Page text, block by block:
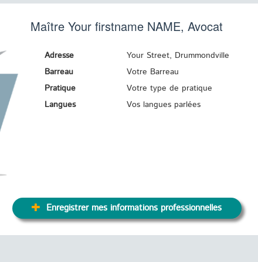
Maître Your firstname NAME, Avocat
Adresse
Your Street, Drummondville
Barreau
Votre Barreau
Pratique
Votre type de pratique
Langues
Vos langues parlées
Enregistrer mes informations professionnelles